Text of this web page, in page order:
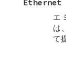
Ethernet
エ
は
て